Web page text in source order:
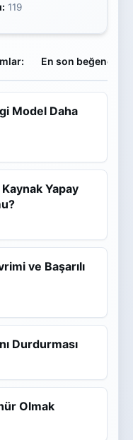
119
En son beğendiği
Model Daha
Yapay
ve Başarılı
Durdurması
Olmak